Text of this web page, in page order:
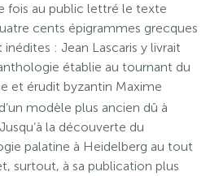
fois au public lettré le texte
cents épigrammes grecques
: Jean Lascaris y livrait
établie au tournant du
et érudit byzantin Maxime
modèle plus ancien dû à
la découverte du
palatine à Heidelberg au tout
surtout, à sa publication plus